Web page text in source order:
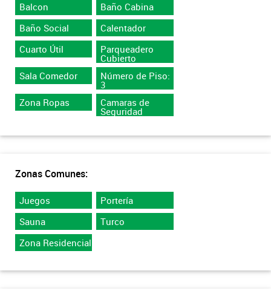
Balcon
Baño Cabina
Baño Social
Calentador
Cuarto Útil
Parqueadero
Cubierto
Sala Comedor
Número de Piso:
3
Zona Ropas
Camaras de
Seguridad
Zonas Comunes:
Juegos
Portería
Sauna
Turco
Zona Residencial